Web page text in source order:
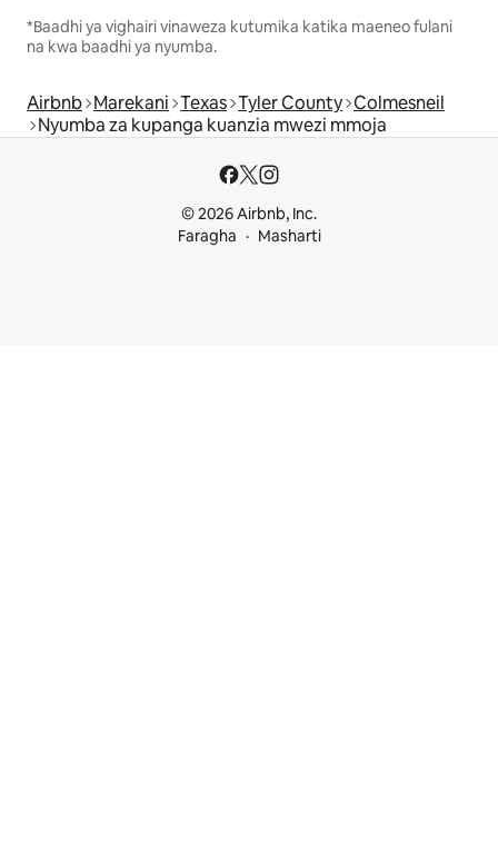
*Baadhi ya vighairi vinaweza kutumika katika maeneo fulani
na kwa baadhi ya nyumba.
Airbnb Marekani Texas Tyler County Colmesneil
Nyumba za kupanga kuanzia mwezi mmoja
© 2026 Airbnb, Inc.
Faragha
Masharti